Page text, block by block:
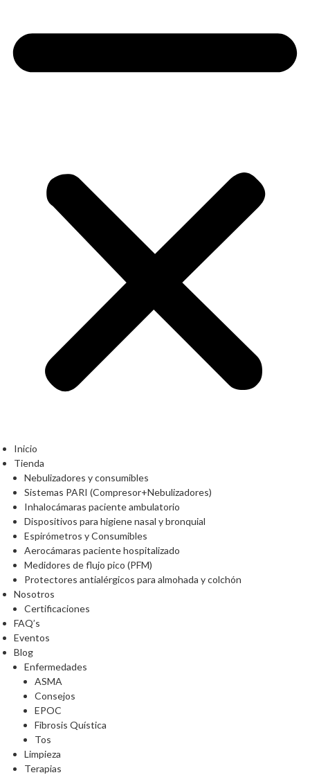
Inicio
Tienda
Nebulizadores y consumibles
Sistemas PARI (Compresor+Nebulizadores)
Inhalocámaras paciente ambulatorio
Dispositivos para higiene nasal y bronquial
Espirómetros y Consumibles
Aerocámaras paciente hospitalizado
Medidores de flujo pico (PFM)
Protectores antialérgicos para almohada y colchón
Nosotros
Certificaciones
FAQ’s
Eventos
Blog
Enfermedades
ASMA
Consejos
EPOC
Fibrosis Quística
Tos
Limpieza
Terapias